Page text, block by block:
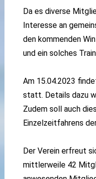
Da es diverse
Interesse an
den kommenden
und ein solches
Am 15.04.2023
statt. Details dazu
Zudem soll auch
Einzelzeitfahrens
Der Verein erfreut
mittlerweile 42